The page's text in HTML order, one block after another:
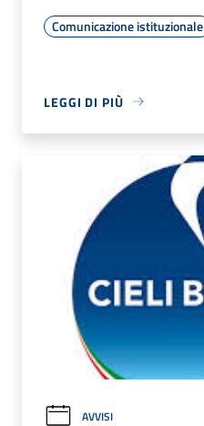
Comunicazione istituzionale
LEGGI DI PIÙ
AVVISI